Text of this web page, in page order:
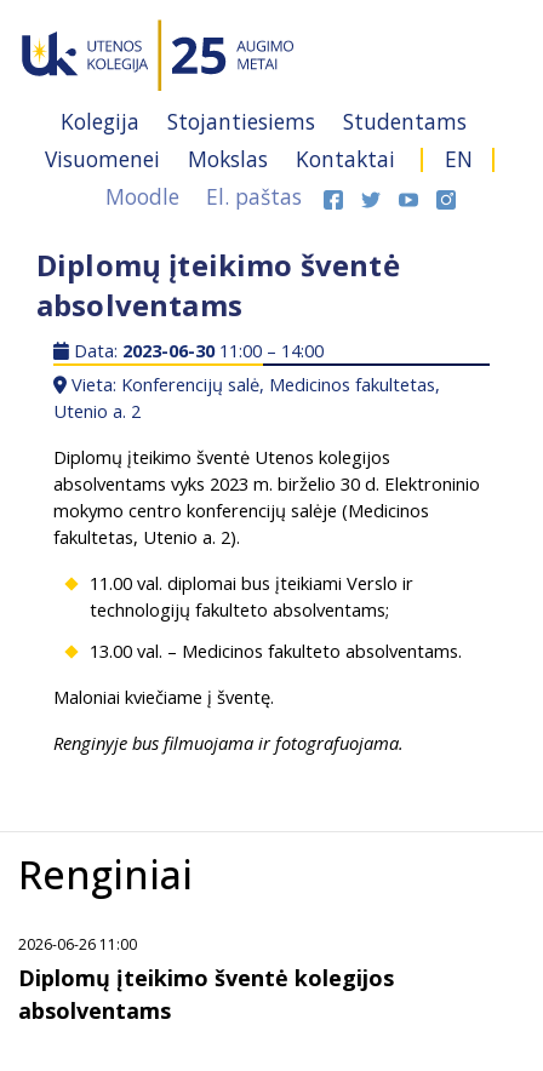
Kolegija Stojantiesiems
Studentams
Visuomenei
Mokslas Kontaktai
EN
Moodle
El. paštas
Diplomų įteikimo šventė
absolventams
Data: 2023-06-3011:00 – 14:00
Vieta: Konferencijų salė, Medicinos fakultetas,
Utenio a. 2
Diplomų įteikimo šventė Utenos kolegijos
absolventams vyks 2023 m. birželio 30 d. Elektroninio
mokymo centro konferencijų salėje (Medicinos
fakultetas, Utenio a. 2).
11.00 val. diplomai bus įteikiami Verslo ir
technologijų fakulteto absolventams;
13.00 val. – Medicinos fakulteto absolventams.
Maloniai kviečiame į šventę.
Renginyje bus filmuojama ir fotografuojama.
Renginiai
2026-06-26 11:00
Diplomų įteikimo šventė kolegijos
absolventams